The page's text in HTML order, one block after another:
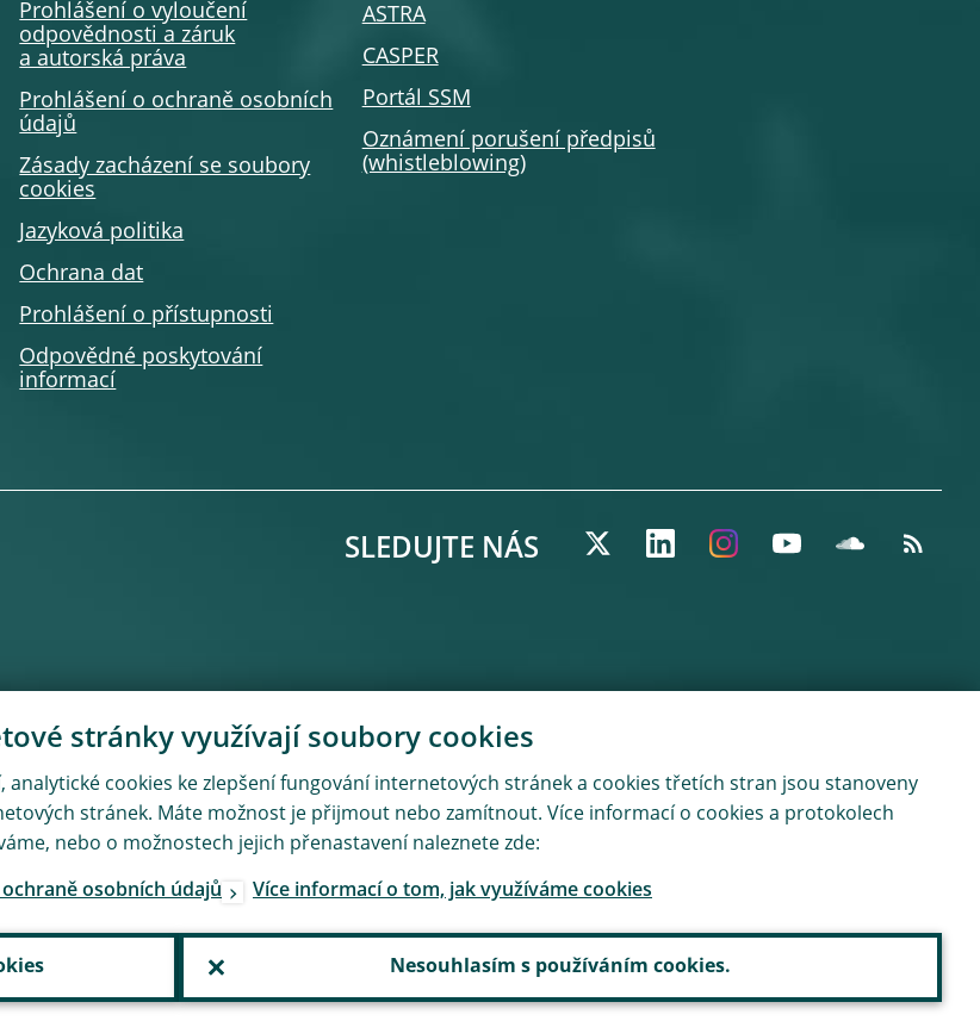
Prohlášení o vyloučení
odpovědnosti a záruk
a autorská práva
Prohlášení o ochraně osobních
údajů
Zásady zacházení se soubory
cookies
Jazyková politika
Ochrana dat
Prohlášení o přístupnosti
Odpovědné poskytování
informací
ASTRA
CASPER
Portál SSM
Oznámení porušení předpisů
(whistleblowing)
SLEDUJTE NÁS
stránky využívají soubory cookies
analytické cookies ke zlepšení fungování internetových stránek a cookies třetích stran jsou stanoveny
stránek. Máte možnost je přijmout nebo zamítnout. Více informací o cookies a protokolech
nebo o možnostech jejich přenastavení naleznete zde:
osobních údajů Více informací o tom, jak využíváme cookies
Nesouhlasím s používáním cookies.